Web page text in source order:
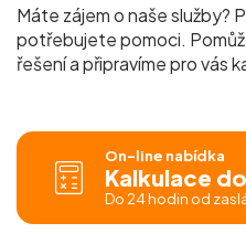
Máte zájem o naše služby?
potřebujete pomoci.
řešení a připravíme pro vás
On-line nabídka
Kalkulace
Do 24 hodin od